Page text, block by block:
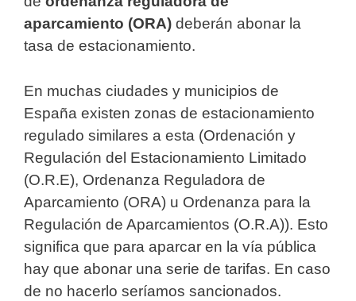
aparcamiento (ORA) deberán abonar la
tasa de estacionamiento.
En muchas ciudades y municipios de
España existen zonas de estacionamiento
regulado similares a esta (Ordenación y
Regulación del Estacionamiento Limitado
(O.R.E), Ordenanza Reguladora de
Aparcamiento (ORA) u Ordenanza para la
Regulación de Aparcamientos (O.R.A)). Esto
significa que para aparcar en la vía pública
hay que abonar una serie de tarifas. En caso
de no hacerlo seríamos sancionados.